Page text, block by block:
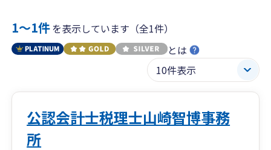
1〜1件を表示しています（全1件）
とは
公認会計士税理士山崎智博事務
所